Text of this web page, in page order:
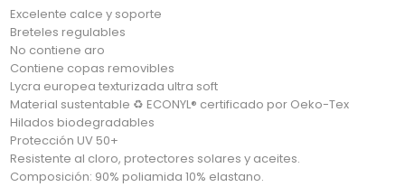
Excelente calce y soporte
Breteles regulables
No contiene aro
Contiene copas removibles
Lycra europea texturizada ultra soft
Material sustentable ♻ ECONYL® certificado por Oeko-Tex
Hilados biodegradables
Protección UV 50+
Resistente al cloro, protectores solares y aceites.
Composición: 90% poliamida 10% elastano.